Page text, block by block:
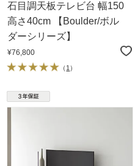
石目調天板テレビ台 幅150
高さ40cm 【Boulder/ボル
ダーシリーズ】
¥76,800
（1）